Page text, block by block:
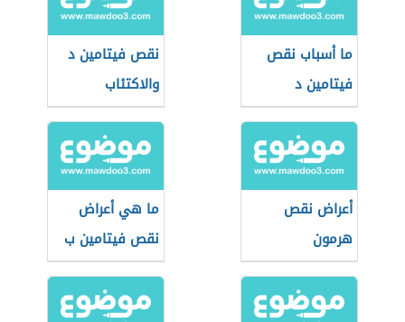
ما أسباب نقص
فيتامين د
نقص فيتامين د
والاكتئاب
أعراض نقص
هرمون
السيروتونين
ما هي أعراض
نقص فيتامين ب